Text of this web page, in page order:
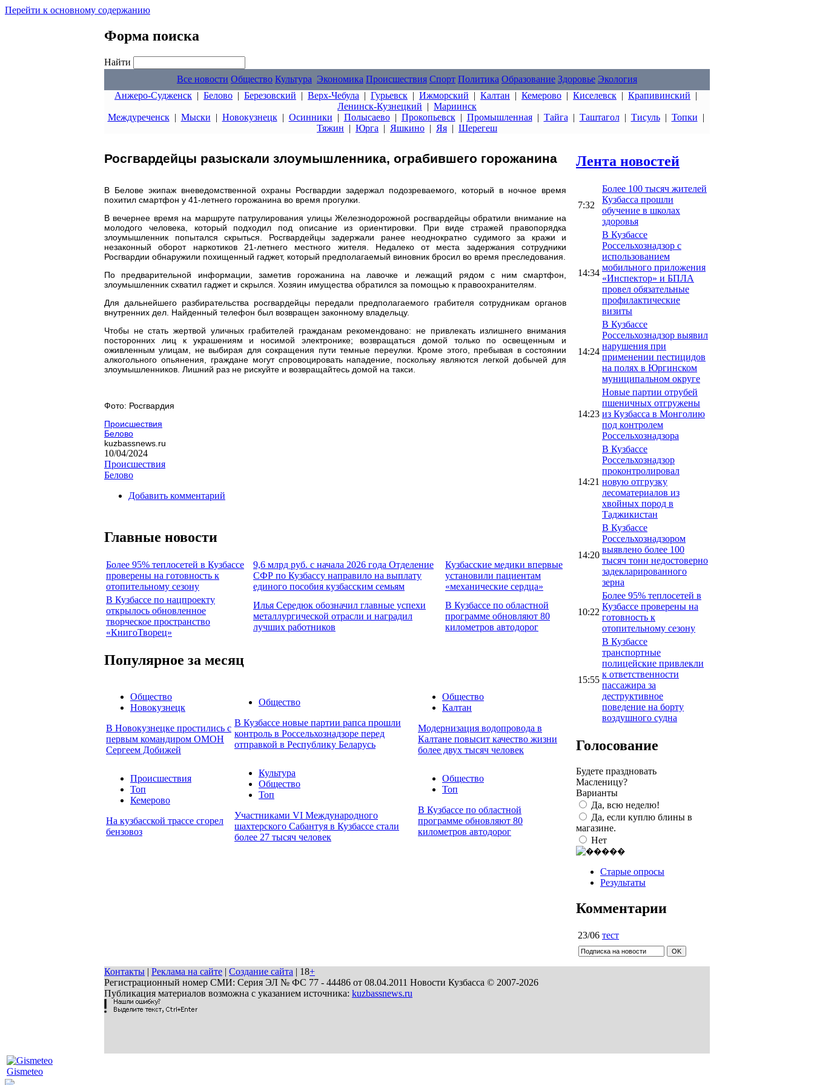
Перейти к основному содержанию
Форма поиска
Найти
Все новости Общество Культура Экономика Происшествия Спорт Политика Образование Здоровье Экология
Анжеро-Судженск | Белово | Березовский | Верх-Чебула | Гурьевск | Ижморский | Калтан | Кемерово | Киселевск | Крапивинский |
Ленинск-Кузнецкий | Мариинск
Междуреченск| Мыски | Новокузнецк| Осинники | Полысаево| Прокопьевск| Промышленная| Тайга | Таштагол| Тисуль| Топки |
Тяжин | Юрга | Яшкино | Яя | Шерегеш
Росгвардейцы разыскали злоумышленника, ограбившего горожанина
В Белове экипаж вневедомственной охраны Росгвардии задержал подозреваемого, который в ночное время
похитил смартфон у 41-летнего горожанина во время прогулки.
В вечернее время на маршруте патрулирования улицы Железнодорожной росгвардейцы обратили внимание на
молодого человека, который подходил под описание из ориентировки. При виде стражей правопорядка
злоумышленник попытался скрыться. Росгвардейцы задержали ранее неоднократно судимого за кражи и
незаконный оборот наркотиков 21-летнего местного жителя. Недалеко от места задержания сотрудники
Росгвардии обнаружили похищенный гаджет, который предполагаемый виновник бросил во время преследования.
По предварительной информации, заметив горожанина на лавочке и лежащий рядом с ним смартфон,
злоумышленник схватил гаджет и скрылся. Хозяин имущества обратился за помощью к правоохранителям.
Для дальнейшего разбирательства росгвардейцы передали предполагаемого грабителя сотрудникам органов
внутренних дел. Найденный телефон был возвращен законному владельцу.
Чтобы не стать жертвой уличных грабителей гражданам рекомендовано: не привлекать излишнего внимания
посторонних лиц к украшениям и носимой электронике; возвращаться домой только по освещенным и
оживленным улицам, не выбирая для сокращения пути темные переулки. Кроме этого, пребывая в состоянии
алкогольного опьянения, граждане могут спровоцировать нападение, поскольку являются легкой добычей для
злоумышленников. Лишний раз не рискуйте и возвращайтесь домой на такси.
Фото: Росгвардия
Происшествия
Белово
kuzbassnews.ru
10/04/2024
Происшествия
Белово
Добавить комментарий
Главные новости
Более 95% теплосетей в Кузбассе
проверены на готовность к
отопительному сезону
9,6 млрд руб. с начала 2026 года Отделение
СФР по Кузбассу направило на выплату
единого пособия кузбасским семьям
Кузбасские медики впервые
установили пациентам
«механические сердца»
В Кузбассе по нацпроекту
открылось обновленное
творческое пространство
«КнигоТворец»
Илья Середюк обозначил главные успехи
металлургической отрасли и наградил
лучших работников
В Кузбассе по областной
программе обновляют 80
километров автодорог
Популярное за месяц
Общество
Новокузнецк
В Новокузнецке простились с
первым командиром ОМОН
Сергеем Добижей
Общество
В Кузбассе новые партии рапса прошли
контроль в Россельхознадзоре перед
отправкой в Республику Беларусь
Общество
Калтан
Модернизация водопровода в
Калтане повысит качество жизни
более двух тысяч человек
Происшествия
Топ
Кемерово
На кузбасской трассе сгорел
бензовоз
Культура
Общество
Топ
Участниками VI Международного
шахтерского Сабантуя в Кузбассе стали
более 27 тысяч человек
Общество
Топ
В Кузбассе по областной
программе обновляют 80
километров автодорог
Лента новостей
7:32
Более 100 тысяч жителей
Кузбасса прошли
обучение в школах
здоровья
14:34
В Кузбассе
Россельхознадзор с
использованием
мобильного приложения
«Инспектор» и БПЛА
провел обязательные
профилактические
визиты
14:24
В Кузбассе
Россельхознадзор выявил
нарушения при
применении пестицидов
на полях в Юргинском
муниципальном округе
14:23
Новые партии отрубей
пшеничных отгружены
из Кузбасса в Монголию
под контролем
Россельхознадзора
14:21
В Кузбассе
Россельхознадзор
проконтролировал
новую отгрузку
лесоматериалов из
хвойных пород в
Таджикистан
14:20
В Кузбассе
Россельхознадзором
выявлено более 100
тысяч тонн недостоверно
задекларированного
зерна
10:22
Более 95% теплосетей в
Кузбассе проверены на
готовность к
отопительному сезону
15:55
В Кузбассе
транспортные
полицейские привлекли
к ответственности
пассажира за
деструктивное
поведение на борту
воздушного судна
Голосование
Будете праздновать
Масленицу?
Варианты
Да, всю неделю!
Да, если куплю блины в
магазине.
Нет
Старые опросы
Результаты
Комментарии
23/06 тест
Контакты | Реклама на сайте | Создание сайта | 18+
Регистрационный номер СМИ: Серия ЭЛ № ФС 77 - 44486 от 08.04.2011 Новости Кузбасса © 2007-2026
Публикация материалов возможна с указанием источника: kuzbassnews.ru
Gismeteo